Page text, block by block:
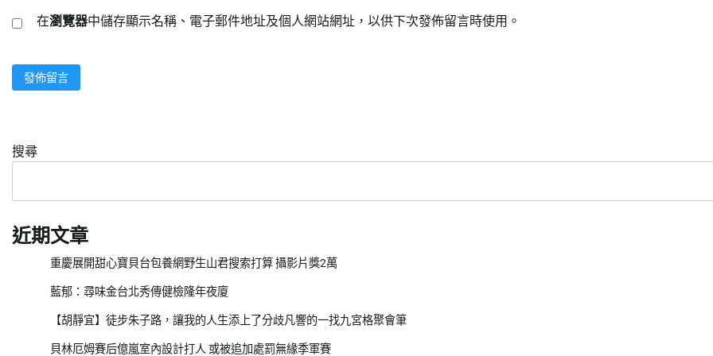
在瀏覽器中儲存顯示名稱、電子郵件地址及個人網站網址，以供下次發佈留言時使用。
搜尋
近期文章
重慶展開甜心寶貝台包養網野生山君搜索打算 攝影片獎2萬
藍郁：尋味金台北秀傳健檢隆年夜廈
【胡靜宜】徒步朱子路，讓我的人生添上了分歧凡響的一找九宮格聚會筆
貝林厄姆賽后億嵐室內設計打人 或被追加處罰無緣季軍賽